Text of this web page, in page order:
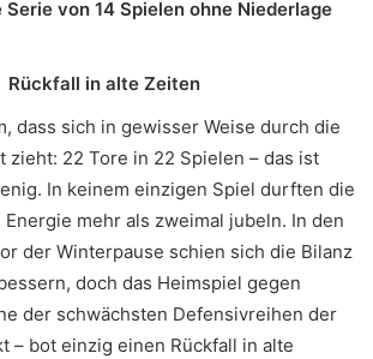
von 14 Spielen ohne Niederlage
Rückfall in alte Zeiten
dass sich in gewisser Weise durch die
zieht: 22 Tore in 22 Spielen – das ist
In keinem einzigen Spiel durften die
Energie mehr als zweimal jubeln. In den
der Winterpause schien sich die Bilanz
doch das Heimspiel gegen
der schwächsten Defensivreihen der
– bot einzig einen Rückfall in alte